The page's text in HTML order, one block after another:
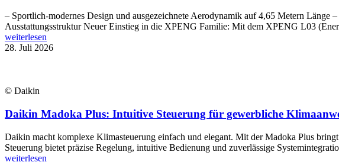
– Sportlich-modernes Design und ausgezeichnete Aerodynamik auf 4,65 Metern
Ausstattungsstruktur Neuer Einstieg in die XPENG Familie: Mit dem XPENG L03
weiterlesen
28. Juli 2026
© Daikin
Daikin Madoka Plus: Intuitive Steuerung für gewerbliche
Daikin macht komplexe Klimasteuerung einfach und elegant. Mit der Madoka Plus
Steuerung bietet präzise Regelung, intuitive Bedienung und zuverlässige
weiterlesen